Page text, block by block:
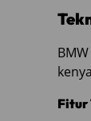
Fitur